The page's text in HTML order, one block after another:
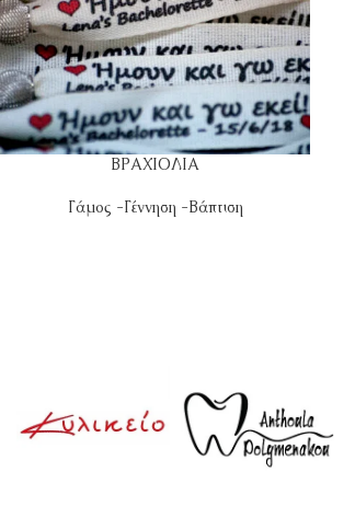
ΒΡΑΧΙΟΛΙΑ
Γάμος -Γέννηση -Βάπτιση